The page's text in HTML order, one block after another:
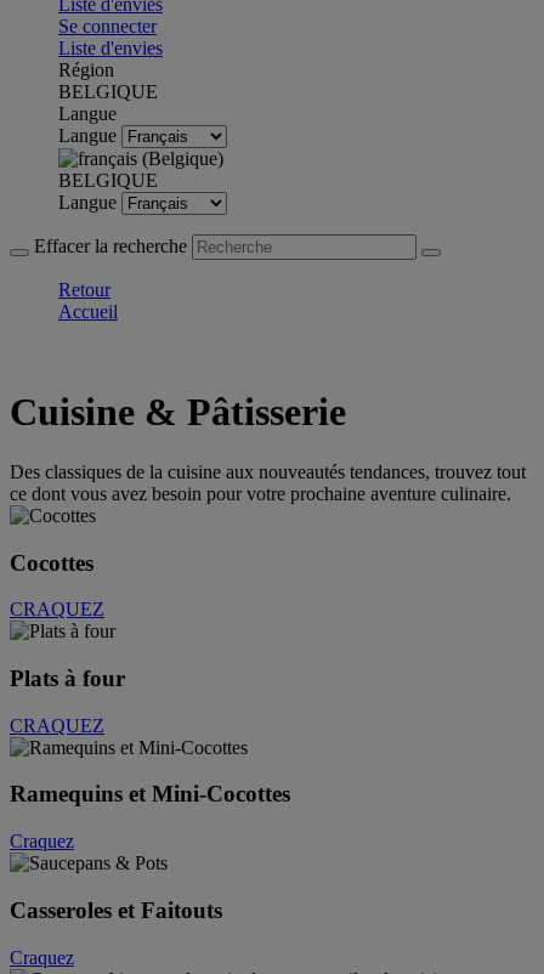
Liste d'envies
Se connecter
Liste d'envies
Région
BELGIQUE
Langue
Langue
BELGIQUE
Langue
Effacer la recherche
Retour
Accueil
Cuisine & Pâtisserie
Des classiques de la cuisine aux nouveautés tendances, trouvez tout
ce dont vous avez besoin pour votre prochaine aventure culinaire.
Cocottes
CRAQUEZ
Plats à four
CRAQUEZ
Ramequins et Mini-Cocottes
Craquez
Casseroles et Faitouts
Craquez